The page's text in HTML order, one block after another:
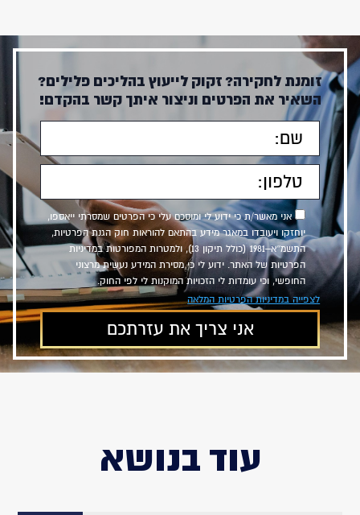
זומנת לחקירה? זקוק לייעוץ בהליכים פלילים?
השאיר את הפרטים וניצור איתך קשר בהקדם!
אני מאשר/ת כי ידוע לי ומוסכם עלי כי הפרטים שמסרתי ייאספו,
יוחזקו ויעובדו במאגר מידע בהתאם להוראות חוק הגנת הפרטיות,
התשמ״א–1981 (כולל תיקון 13), ולמטרות המפורטות במדיניות
הפרטיות של האתר. ידוע לי כי מסירת המידע נעשית מרצוני
החופשי, וכי עומדות לי הזכויות המוקנות לי לפי החוק.
לצפייה במדיניות הפרטיות המלאה
עוד בנושא